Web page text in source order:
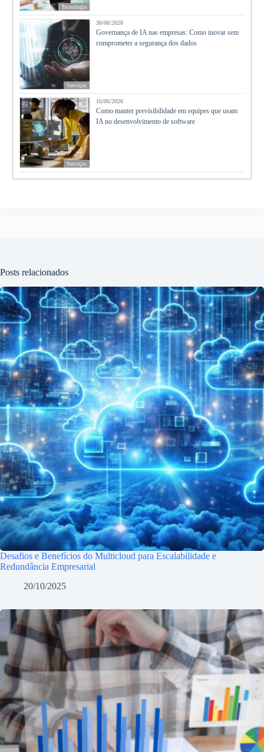
Tecnologia
Serviços
30/06/2026
Governança de IA nas empresas: Como inovar sem
comprometer a segurança dos dados
Serviços
16/06/2026
Como manter previsibilidade em equipes que usam
IA no desenvolvimento de software
Posts relacionados
Desafios e Benefícios do Multicloud para Escalabilidade e
Redundância Empresarial
20/10/2025